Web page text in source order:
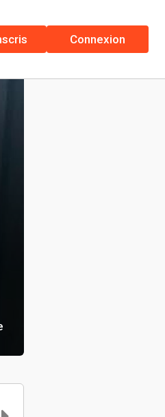
Connexion